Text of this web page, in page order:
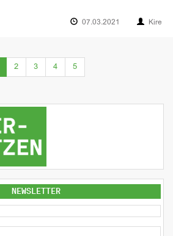
07.03.2021 Kire
(current)
2 3 4 5
NEWSLETTER